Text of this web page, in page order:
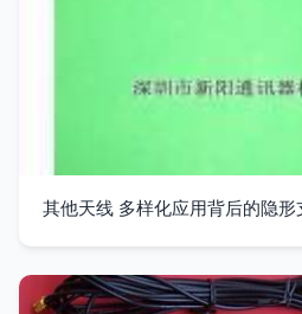
其他天线 多样化应用背后的隐形